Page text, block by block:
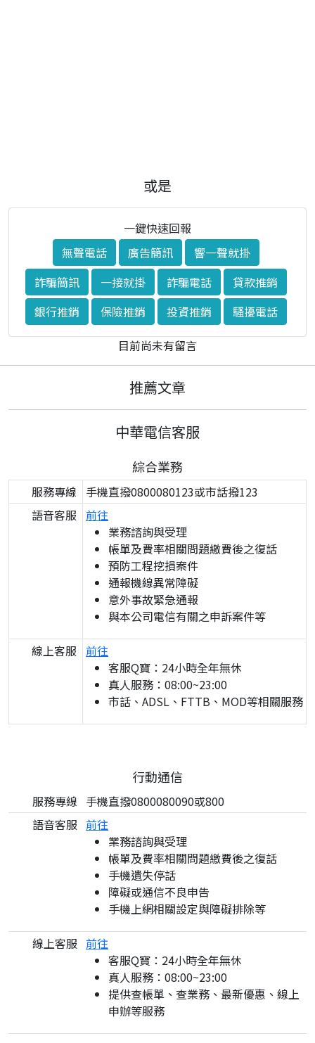
或是
一鍵快速回報
無聲電話
廣告簡訊
響一聲就掛
詐騙簡訊
一接就掛 詐騙電話
貸款推銷
銀行推銷
保險推銷 投資推銷
騷擾電話
目前尚未有留言
推薦文章
中華電信客服
綜合業務
服務專線
手機直撥0800080123或市話撥123
語音客服 前往
業務諮詢與受理
帳單及費率相關問題繳費後之復話
預防工程挖損案件
通報機線異常障礙
意外事故緊急通報
與本公司電信有關之申訴案件等
線上客服 前往
客服Q寶：24小時全年無休
真人服務：08:00~23:00
市話、ADSL、FTTB、MOD等相關服務
行動通信
服務專線 手機直撥0800080090或800
語音客服 前往
業務諮詢與受理
帳單及費率相關問題繳費後之復話
手機遺失停話
障礙或通信不良申告
手機上網相關設定與障礙排除等
線上客服 前往
客服Q寶：24小時全年無休
真人服務：08:00~23:00
提供查帳單、查業務、最新優惠、線上
申辦等服務